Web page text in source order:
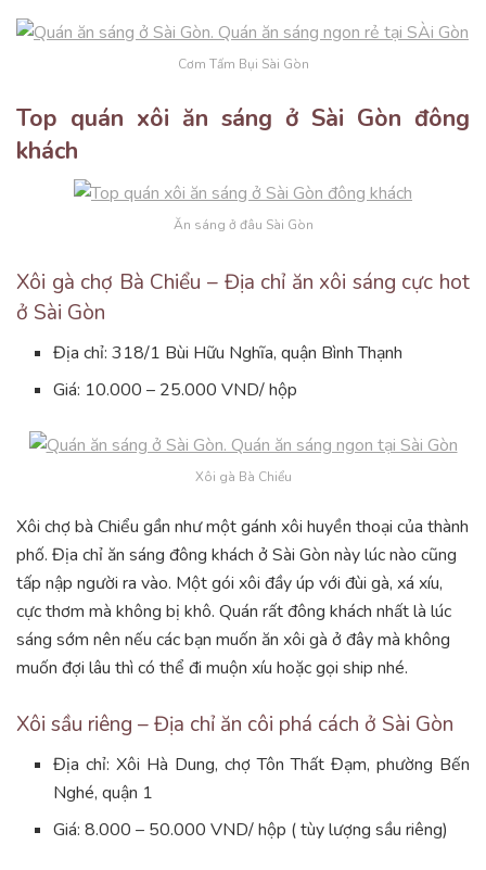
Cơm Tấm Bụi Sài Gòn
Top quán xôi ăn sáng ở Sài Gòn đông
khách
Ăn sáng ở đâu Sài Gòn
Xôi gà chợ Bà Chiểu – Địa chỉ ăn xôi sáng cực hot
ở Sài Gòn
Địa chỉ: 318/1 Bùi Hữu Nghĩa, quận Bình Thạnh
Giá: 10.000 – 25.000 VND/ hộp
Xôi gà Bà Chiểu
Xôi chợ bà Chiểu gần như một gánh xôi huyền thoại của thành
phố. Địa chỉ ăn sáng đông khách ở Sài Gòn này lúc nào cũng
tấp nập người ra vào. Một gói xôi đầy úp với đùi gà, xá xíu,
cực thơm mà không bị khô. Quán rất đông khách nhất là lúc
sáng sớm nên nếu các bạn muốn ăn xôi gà ở đây mà không
muốn đợi lâu thì có thể đi muộn xíu hoặc gọi ship nhé.
Xôi sầu riêng – Địa chỉ ăn côi phá cách ở Sài Gòn
Địa chỉ: Xôi Hà Dung, chợ Tôn Thất Đạm, phường Bến
Nghé, quận 1
Giá: 8.000 – 50.000 VND/ hộp ( tùy lượng sầu riêng)